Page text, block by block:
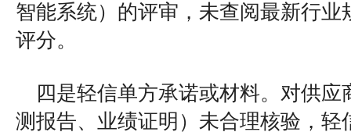
智能系统）的评审，未查阅最新行业
评分。
四是轻信单方承诺或材料。对供
测报告、业绩证明）未合理核验，轻